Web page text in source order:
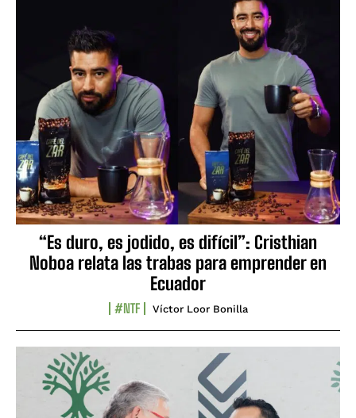
“Es duro, es jodido, es difícil”: Cristhian
Noboa relata las trabas para emprender en
Ecuador
#NTF Víctor Loor Bonilla